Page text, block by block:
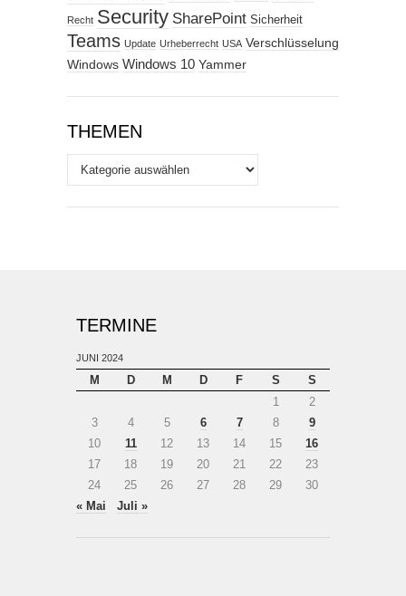
Recht Security SharePoint Sicherheit
Teams Update Urheberrecht USA Verschlüsselung
Windows Windows 10 Yammer
THEMEN
Themen
TERMINE
JUNI 2024
M D M D F S
S
1
2
3
4 5 6 7 8
9
10
11 12 13 14 15
16
17
18 19 20 21 22
23
24
25 26 27 28 29
30
« Mai
Juli »